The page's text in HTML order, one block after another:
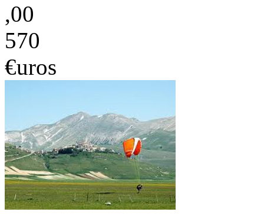
,00
570
€uros